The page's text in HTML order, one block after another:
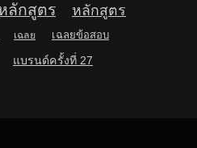
ลักสูตร
หลักสูตร
เฉลย เฉลยข้อสอบ
แบรนด์ครั้งที่ 27